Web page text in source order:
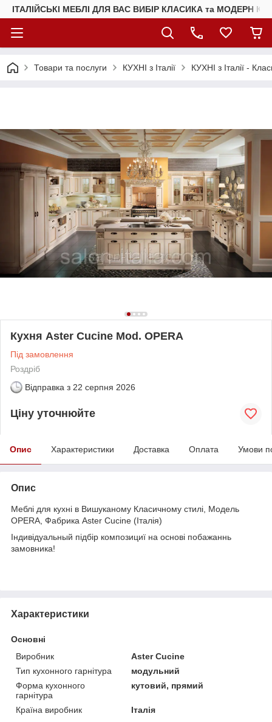
ІТАЛІЙСЬКІ МЕБЛІ ДЛЯ ВАС ВИБІР КЛАСИКА та МОДЕРН
Товари та послуги КУХНІ з Італії КУХНІ з Італії -
Кухня Aster Cucine Mod. OPERA
Під замовлення
Роздріб
Відправка з 22 серпня 2026
Ціну уточнюйте
Опис Характеристики Доставка Оплата Умови
Опис
Меблі для кухні в Вишуканому Класичному стилі, Модель
OPERA, Фабрика Aster Cucine (Італія)
Індивідуальный підбір композициї на основі побажаннь
замовника!
Характеристики
Основні
Виробник
Aster Cucine
Тип кухонного гарнітура
модульний
Форма кухонного
гарнітура
кутовий, прямий
Країна виробник Італія